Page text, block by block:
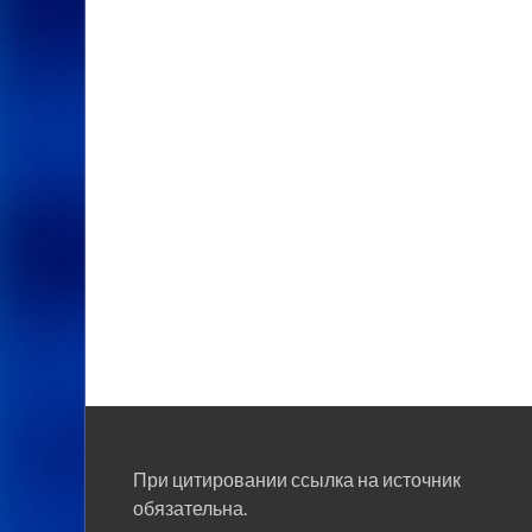
При цитировании ссылка на источник
обязательна.